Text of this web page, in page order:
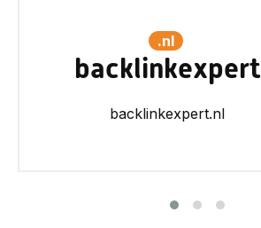
.nl
backlinkexpert
backlinkexpert.nl